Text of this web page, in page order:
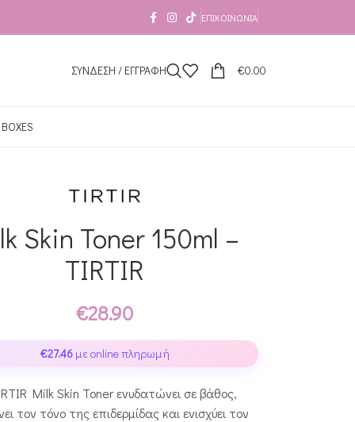
ΕΠΙΚΟΙΝΩΝΊΑ
ΣΥΝΔΕΣΗ / ΕΓΓΡΑΦΗ €0.00
Skin Toner 150ml –
TIRTIR
€28.90
€27.46με online πληρωμή
Milk Skin Toner ενυδατώνει σε βάθος,
τον τόνο της επιδερμίδας και ενισχύει τον